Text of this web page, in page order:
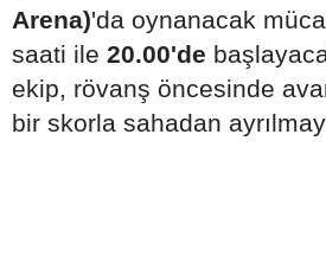
Arena)'da oynanacak
saati ile 20.00'de
ekip, rövanş öncesinde
bir skorla sahadan